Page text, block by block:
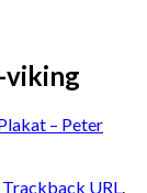
– Peter
Trackback URL.